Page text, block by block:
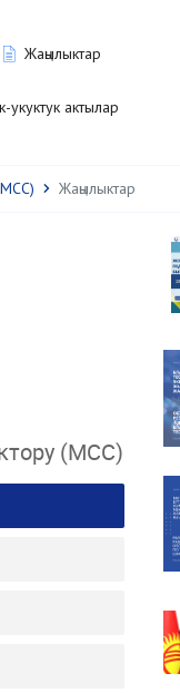
Жаңылыктар
актылар
Жаңылыктар
(МСС)